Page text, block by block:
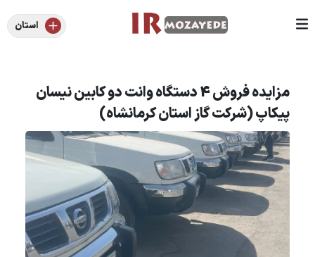
استان
مزایده فروش 4 دستگاه وانت دو کابین نیسان
پیکاپ (شرکت گاز استان کرمانشاه)